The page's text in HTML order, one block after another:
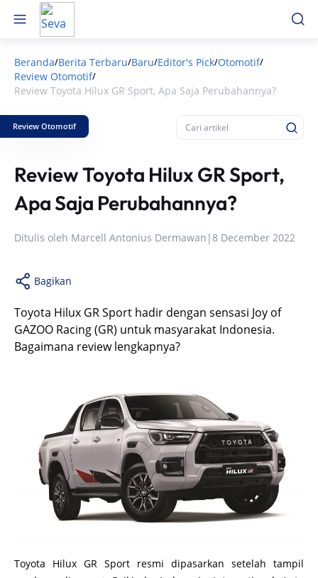
Beranda/Berita Terbaru/Baru/Editor's Pick/Otomotif/
Review Otomotif/
Review Toyota Hilux GR Sport, Apa Saja Perubahannya?
Review Otomotif
Review Toyota Hilux GR Sport,
Apa Saja Perubahannya?
Ditulis oleh Marcell Antonius Dermawan |8 December 2022
Bagikan
Toyota Hilux GR Sport hadir dengan sensasi Joy of
GAZOO Racing (GR) untuk masyarakat Indonesia.
Bagaimana review lengkapnya?
Toyota Hilux GR Sport resmi dipasarkan setelah tampil